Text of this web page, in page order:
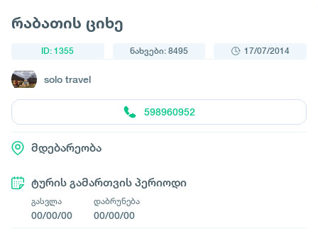
რაბათის ციხე
ID: 1355 ნახვები: 8495 17/07/2014
solo travel
598960952
მდებარეობა
ტურის გამართვის პერიოდი
გასვლა
00/00/00
დაბრუნება
00/00/00